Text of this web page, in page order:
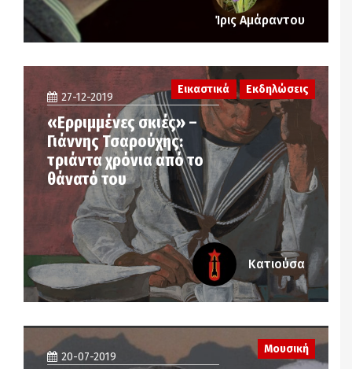
Ίρις Αμάραντου
27-12-2019
«Eρριμμένες σκιές» –
Γιάννης Τσαρούχης:
τριάντα χρόνια από το
θάνατό του
Εικαστικά Εκδηλώσεις
Κατιούσα
20-07-2019
Μουσική